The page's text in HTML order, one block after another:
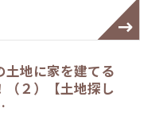
土地に家を建てる
（２）【土地探し